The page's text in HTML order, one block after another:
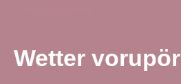
Wetter vorupör